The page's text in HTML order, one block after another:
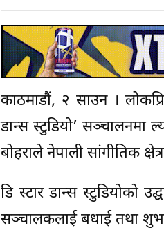
काठमाडौं, २ साउन ।
डान्स स्टुडियो’ सञ्चालनमा
बोहराले नेपाली सांगीतिक
डि स्टार डान्स स्टुडियोको
सञ्चालकलाई बधाई तथा